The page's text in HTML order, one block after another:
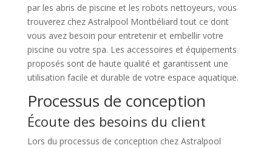
par les abris de piscine et les robots nettoyeurs, vous
trouverez chez Astralpool Montbéliard tout ce dont
vous avez besoin pour entretenir et embellir votre
piscine ou votre spa. Les accessoires et équipements
proposés sont de haute qualité et garantissent une
utilisation facile et durable de votre espace aquatique.
Processus de conception
Écoute des besoins du client
Lors du processus de conception chez Astralpool